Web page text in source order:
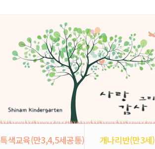
특색교육(만3,4,5세공통) 개나리반(만3세)